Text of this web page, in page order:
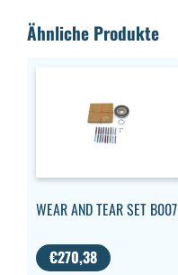
Ähnliche Produkte
WEAR AND TEAR SET B007
€270,38